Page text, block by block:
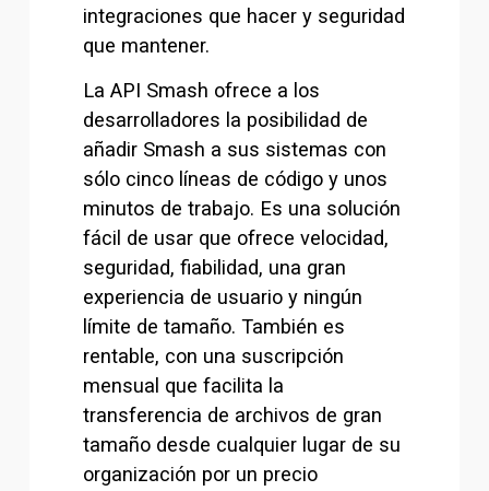
integraciones que hacer y seguridad
que mantener.
La API Smash ofrece a los
desarrolladores la posibilidad de
añadir Smash a sus sistemas con
sólo cinco líneas de código y unos
minutos de trabajo. Es una solución
fácil de usar que ofrece velocidad,
seguridad, fiabilidad, una gran
experiencia de usuario y ningún
límite de tamaño. También es
rentable, con una suscripción
mensual que facilita la
transferencia de archivos de gran
tamaño desde cualquier lugar de su
organización por un precio